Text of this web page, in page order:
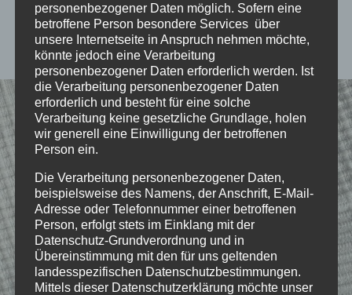
Austauschtreffen und Vorträge auf
Bundesebene, jeweils letzten Mittwoch, 19 Uhr
personenbezogener Daten möglich. Sofern eine
betroffene Person besondere Services über
unsere Internetseite in Anspruch nehmen möchte,
könnte jedoch eine Verarbeitung
personenbezogener Daten erforderlich werden. Ist
die Verarbeitung personenbezogener Daten
erforderlich und besteht für eine solche
Verarbeitung keine gesetzliche Grundlage, holen
wir generell eine Einwilligung der betroffenen
Person ein.
Die Verarbeitung personenbezogener Daten,
beispielsweise des Namens, der Anschrift, E-Mail-
Adresse oder Telefonnummer einer betroffenen
Person, erfolgt stets im Einklang mit der
Datenschutz-Grundverordnung und in
Übereinstimmung mit den für uns geltenden
landesspezifischen Datenschutzbestimmungen.
Mittels dieser Datenschutzerklärung möchte unser